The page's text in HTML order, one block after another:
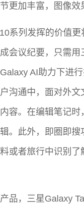
更加丰富，图像效
系列发挥的价值
会议纪要，只需
AI助力下进
沟通中，面对外
容。在编辑笔记
。此外，即圈即
或者旅行中识别
品，三星Galaxy